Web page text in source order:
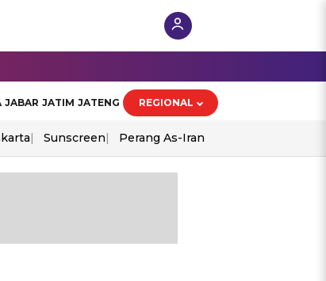
JABAR JATIM JATENG REGIONAL
Sunscreen Perang As-Iran